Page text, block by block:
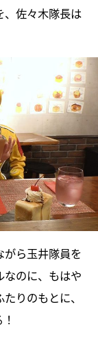
、佐々木隊長は
ら玉井隊員を
のに、もはや
りのもとに、